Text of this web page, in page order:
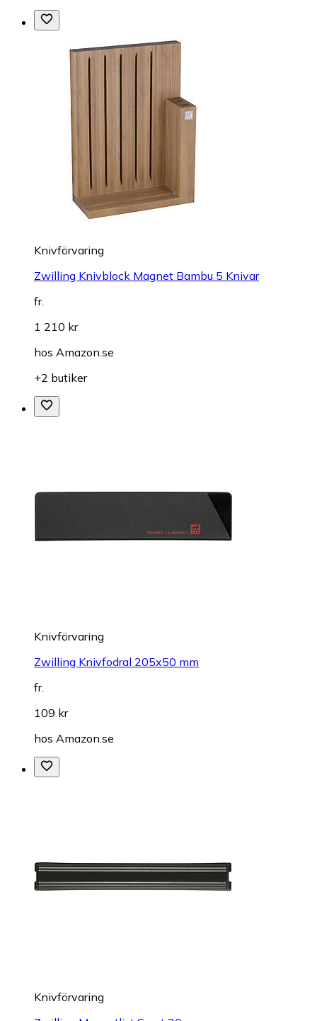
Knivförvaring
Zwilling Knivblock Magnet Bambu 5 Knivar
fr.
1 210 kr
hos Amazon.se
+2 butiker
Knivförvaring
Zwilling Knivfodral 205x50 mm
fr.
109 kr
hos Amazon.se
Knivförvaring